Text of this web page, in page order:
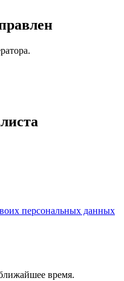
персональных данных
время.